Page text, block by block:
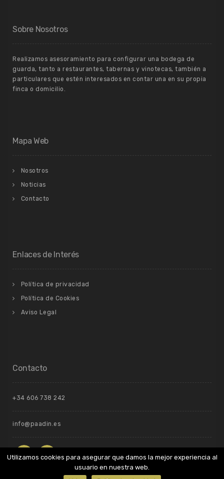
Sobre Nosotros
Realizamos asesoramiento para configurar una bodega de
guarda, tanto a restaurantes, tabernas y vinotecas, también a
particulares que estén interesados en contar una en su propia
finca o domicilio.
Mapa Web
Nosotros
Noticias
Contacto
Enlaces de Interés
Política de privacidad
Política de Cookies
Aviso Legal
Contacto
+34 606 738 242
info@paadin.es
Utilizamos cookies para asegurar que damos la mejor experiencia al
usuario en nuestra web.